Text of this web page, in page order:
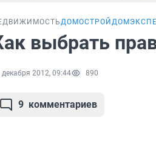
ДОМОСТРОЙ
выбрать
декабря 2012, 09:44 890
9 комментариев